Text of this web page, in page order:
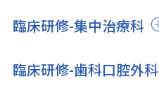
臨床研修-集中治療科
臨床研修-歯科口腔外科